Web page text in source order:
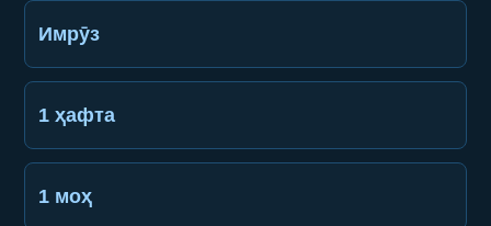
Имрӯз
1 ҳафта
1 моҳ